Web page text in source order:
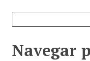
Navegar